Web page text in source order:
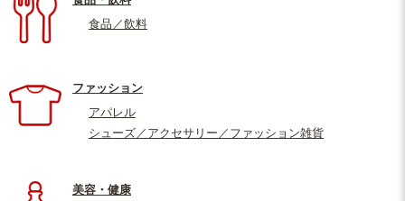
食品／飲料
ファッション
アパレル
シューズ／アクセサリー／ファッション雑貨
美容・健康